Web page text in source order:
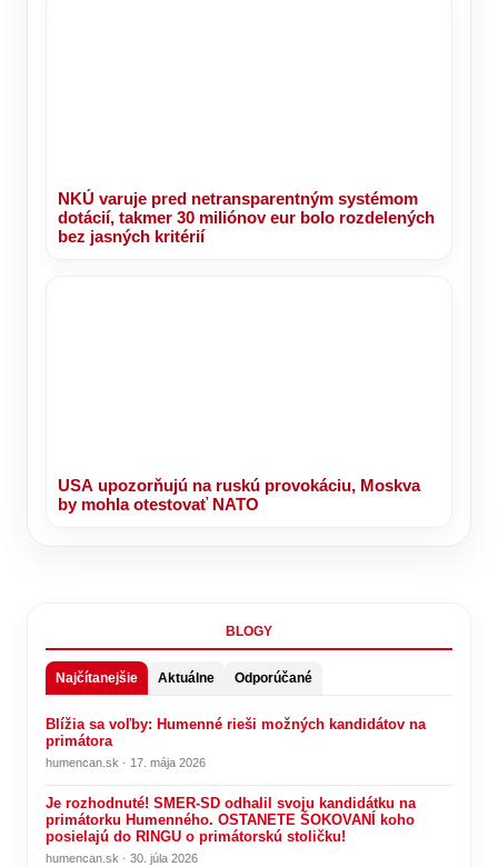
NKÚ varuje pred netransparentným systémom
dotácií, takmer 30 miliónov eur bolo rozdelených
bez jasných kritérií
USA upozorňujú na ruskú provokáciu, Moskva
by mohla otestovať NATO
BLOGY
Najčítanejšie Aktuálne Odporúčané
Blížia sa voľby: Humenné rieši možných kandidátov na
primátora
humencan.sk · 17. mája 2026
Je rozhodnuté! SMER-SD odhalil svoju kandidátku na
primátorku Humenného. OSTANETE ŠOKOVANÍ koho
posielajú do RINGU o primátorskú stoličku!
humencan.sk · 30. júla 2026